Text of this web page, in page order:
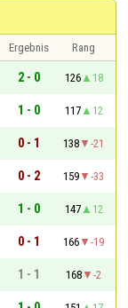
Ergebnis
Rang
2 - 0 126
18
1 - 0 117
12
0 - 1 138
-21
0 - 2 159
-33
1 - 0 147
12
0 - 1 166
-19
1 - 1 168
-2